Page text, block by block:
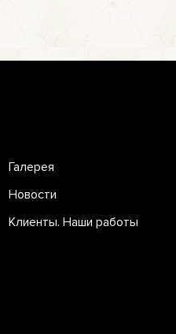
Галерея
Новости
Клиенты. Наши работы